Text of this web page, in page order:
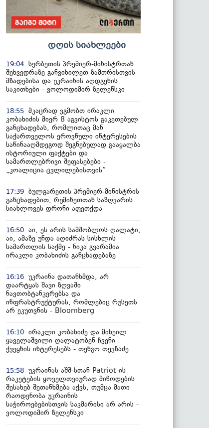
დღის სიახლეები
19:04 სერბეთის პრემიერ-მინისტრთან
შეხვედრაზე განვიხილეთ ზამთრისთვის
მზადებისა და უკრაინის აღდგენის
საკითხები - ვოლოდიმირ ზელენსკი
18:55 მკაცრად ვგმობთ ირაკლი
კობახიძის მიერ 8 აგვისტოს გაკეთებულ
განცხადებას, რომლითაც მან
საქართველოს ეროვნული ინტერესების
საწინააღმდეგოდ შეგნებულად გააყალბა
ისტორიული ფაქტები და
სამართლებრივი შეფასებები -
„კოალიცია ცვლილებისთვის“
17:39 ბულგარეთის პრემიერ-მინისტრის
განცხადებით, რუმინეთთან საზღვარის
სიახლოვეს დრონი აფეთქდა
16:50 აი, ეს არის სამშობლოს ღალატი,
აი, ამაზე უნდა აღიძრას სისხლის
სამართლის საქმე - ნიკა გვარამია
ირაკლი კობახიძის განცხადებაზე
16:16 უკრაინა დათანხმდა, არ
დაარტყას შავი ზღვაში
ნავთობტანკერებსა და
ინფრასტრუქტურას, რომლებიც რუსეთს
არ ეკუთვნის - Bloomberg
16:10 ირაკლი კობახიძე და მიხეილ
ყაველაშვილი ღალატობენ ჩვენი
ქვეყნის ინტერესებს - თენგო თევზაძე
15:58 უკრაინას აშშ-სთან Patriot-ის
რაკეტების ყოველთვიურად მიწოდების
შესახებ შეთანხმება აქვს, თუმცა მათი
რაოდენობა უკრაინის
საჭიროებებისთვის საკმარისი არ არის -
ვოლოდიმირ ზელენსკი